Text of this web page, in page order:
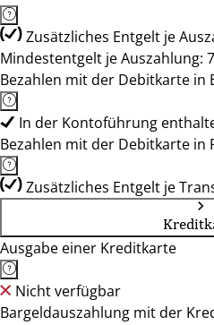
Zusätzliches Entgelt je
Mindestentgelt je Auszahlung:
Bezahlen mit der Debitkarte in
In der Kontoführung
Bezahlen mit der Debitkarte in
Zusätzliches Entgelt je
Ausgabe einer Kreditkarte
Nicht verfügbar
Bargeldauszahlung mit der